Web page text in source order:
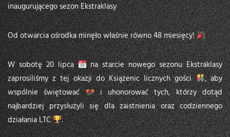
inaugurującego sezon Ekstraklasy
Od otwarcia ośrodka minęło właśnie równo 48 miesięcy!
W sobotę 20 lipca
na starcie nowego sezonu Ekstraklasy
zaprosiliśmy z tej okazji do Książenic licznych gości
, aby
wspólnie świętować
i uhonorować tych, którzy dotąd
najbardziej przysłużyli się dla zaistnienia oraz codziennego
działania LTC
.